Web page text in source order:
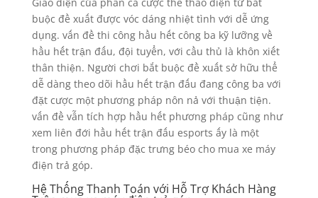
buộc đề xuất được vóc dáng nhiệt tình với dễ ứng
dụng. vấn đề thi công hầu hết công ba kỹ lưỡng về
hầu hết trận đấu, đội tuyển, với cầu thủ là khôn xiết
thân thiện. Người chơi bắt buộc đề xuất sở hữu thể
dễ dàng theo dõi hầu hết trận đấu đang công ba với
đặt cược một phương pháp nôn nả với thuận tiện.
vấn đề vẫn tích hợp hầu hết phương pháp cũng như
xem liên đới hầu hết trận đấu esports ấy là một
trong phương pháp đặc trưng béo cho mua xe máy
điện trả góp.
Hệ Thống Thanh Toán với Hỗ Trợ Khách Hàng